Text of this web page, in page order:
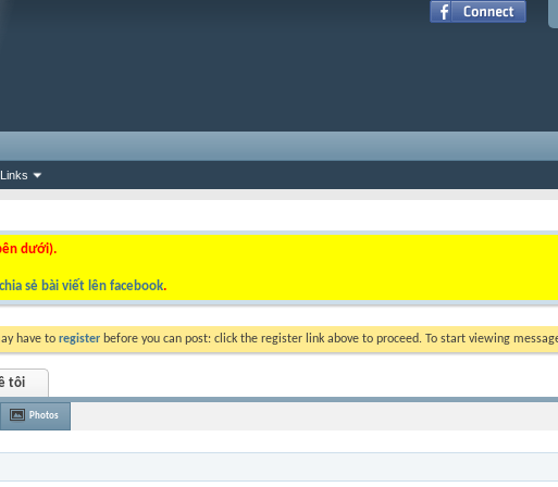
dưới).
sẻ bài viết lên facebook.
have to register before you can post: click the register link above to proceed. To start viewing
tôi
Photos